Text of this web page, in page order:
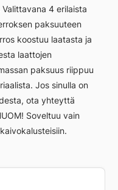
4 erilaista
paksuuteen
koostuu laatasta ja
laattojen
paksuus riippuu
Jos sinulla on
ota yhteyttä
Soveltuu vain